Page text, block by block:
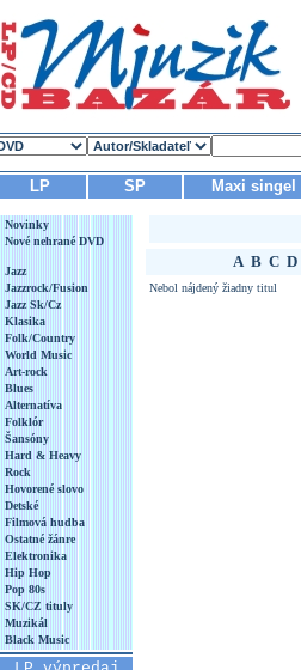
LP SP Maxi singel
Novinky
Nové nehrané DVD
Jazz
Jazzrock/Fusion
Jazz Sk/Cz
Klasika
Folk/Country
World Music
Art-rock
Blues
Alternatíva
Folklór
Šansóny
Hard & Heavy
Rock
Hovorené slovo
Detské
Filmová hudba
Ostatné žánre
Elektronika
Hip Hop
Pop 80s
SK/CZ tituly
Muzikál
Black Music
A B C D
Nebol nájdený žiadny titul